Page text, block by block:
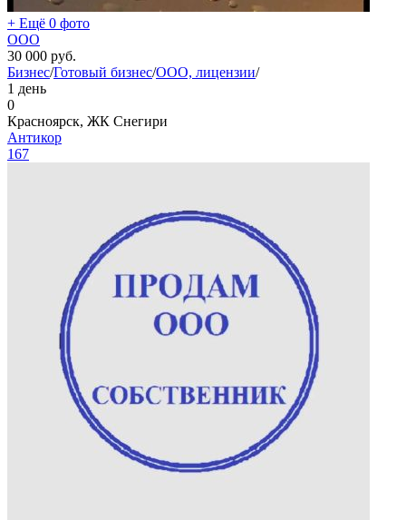
+ Ещё 0 фото
ООО
30 000 руб.
Бизнес/Готовый бизнес/ООО, лицензии/
1 день
0
Красноярск, ЖК Снегири
Антикор
167